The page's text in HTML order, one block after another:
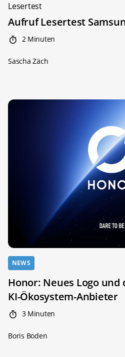
Lesertest
Aufruf Lesertest
2 Minuten
Sascha Zäch
NEWS
Honor: Neues Logo und
KI-Ökosystem-Anbieter
3 Minuten
Boris Boden